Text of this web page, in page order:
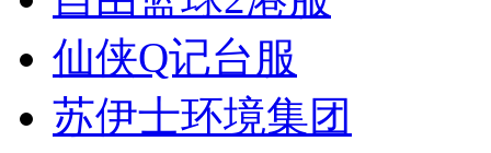
仙侠Q记台服
苏伊士环境集团